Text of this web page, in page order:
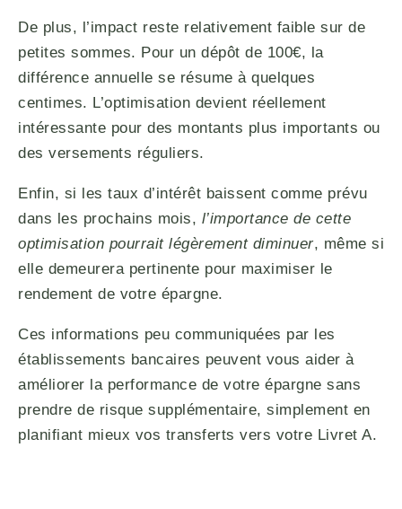
De plus, l’impact reste relativement faible sur de
petites sommes. Pour un dépôt de 100€, la
différence annuelle se résume à quelques
centimes. L’optimisation devient réellement
intéressante pour des montants plus importants ou
des versements réguliers.
Enfin, si les taux d’intérêt baissent comme prévu
dans les prochains mois, l’importance de cette
optimisation pourrait légèrement diminuer, même si
elle demeurera pertinente pour maximiser le
rendement de votre épargne.
Ces informations peu communiquées par les
établissements bancaires peuvent vous aider à
améliorer la performance de votre épargne sans
prendre de risque supplémentaire, simplement en
planifiant mieux vos transferts vers votre Livret A.